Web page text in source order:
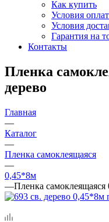
Как купить
Условия
Условия
Гарантия на
Контакты
Пленка
дерево
Главная
—
Каталог
—
Пленка самоклеящаяся
—
0,45*8м
—Пленка